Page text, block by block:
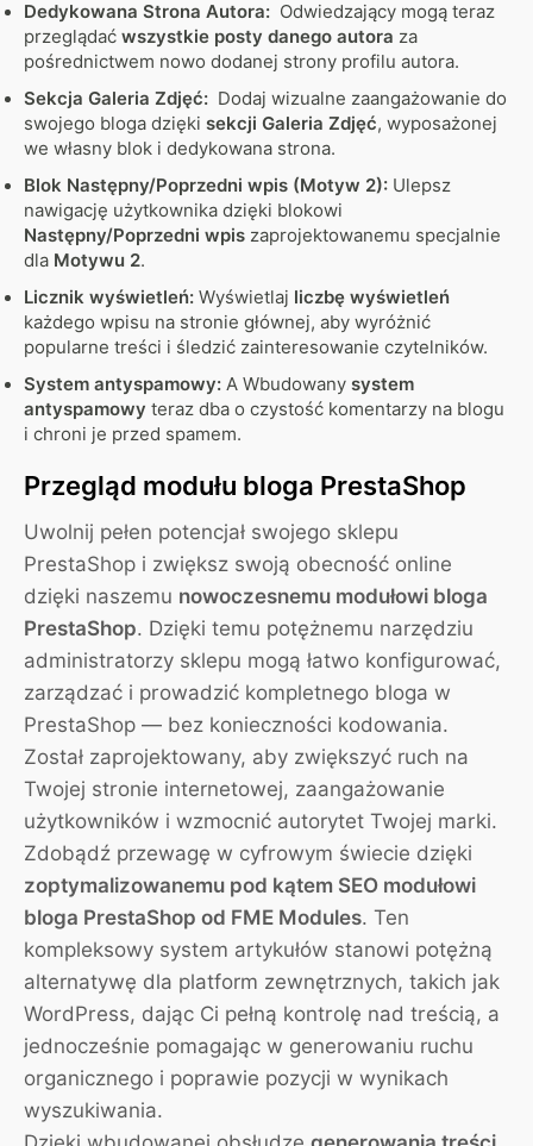
Dedykowana Strona Autora: Odwiedzający mogą teraz
przeglądać wszystkie posty danego autora za
pośrednictwem nowo dodanej strony profilu autora.
Sekcja Galeria Zdjęć: Dodaj wizualne zaangażowanie do
swojego bloga dzięki sekcji Galeria Zdjęć, wyposażonej
we własny blok i dedykowana strona.
Blok Następny/Poprzedni wpis (Motyw 2): Ulepsz
nawigację użytkownika dzięki blokowi
Następny/Poprzedni wpis zaprojektowanemu specjalnie
dla Motywu 2.
Licznik wyświetleń: Wyświetlaj liczbę wyświetleń
każdego wpisu na stronie głównej, aby wyróżnić
popularne treści i śledzić zainteresowanie czytelników.
System antyspamowy: A Wbudowany system
antyspamowy teraz dba o czystość komentarzy na blogu
i chroni je przed spamem.
Przegląd modułu bloga PrestaShop
Uwolnij pełen potencjał swojego sklepu
PrestaShop i zwiększ swoją obecność online
dzięki naszemu nowoczesnemu modułowi bloga
PrestaShop. Dzięki temu potężnemu narzędziu
administratorzy sklepu mogą łatwo konfigurować,
zarządzać i prowadzić kompletnego bloga w
PrestaShop — bez konieczności kodowania.
Został zaprojektowany, aby zwiększyć ruch na
Twojej stronie internetowej, zaangażowanie
użytkowników i wzmocnić autorytet Twojej marki.
Zdobądź przewagę w cyfrowym świecie dzięki
zoptymalizowanemu pod kątem SEO modułowi
bloga PrestaShop od FME Modules. Ten
kompleksowy system artykułów stanowi potężną
alternatywę dla platform zewnętrznych, takich jak
WordPress, dając Ci pełną kontrolę nad treścią, a
jednocześnie pomagając w generowaniu ruchu
organicznego i poprawie pozycji w wynikach
wyszukiwania.